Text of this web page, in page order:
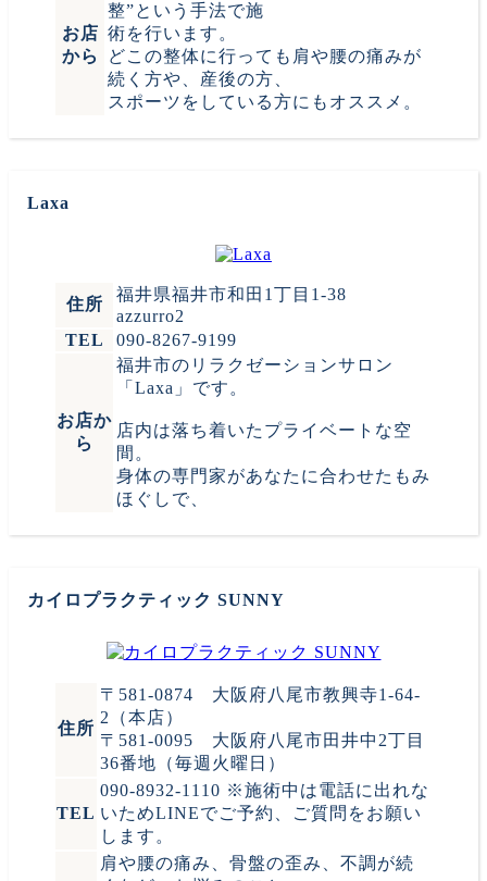
お店
から
整”という手法で施
術を行います。
どこの整体に行っても肩や腰の痛みが
続く方や、産後の方、
スポーツをしている方にもオススメ。
Laxa
住所
福井県福井市和田1丁目1-38
azzurro2
TEL
090-8267-9199
お店か
ら
福井市のリラクゼーションサロン
「Laxa」です。
店内は落ち着いたプライベートな空
間。
身体の専門家があなたに合わせたもみ
ほぐしで、
カイロプラクティック SUNNY
住所
〒581-0874 大阪府八尾市教興寺1-64-
2（本店）
〒581-0095 大阪府八尾市田井中2丁目
36番地（毎週火曜日）
TEL
090-8932-1110 ※施術中は電話に出れな
いためLINEでご予約、ご質問をお願い
します。
肩や腰の痛み、骨盤の歪み、不調が続